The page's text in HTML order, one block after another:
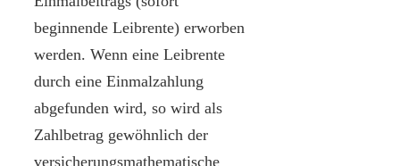
beginnende Leibrente) erworben
werden. Wenn eine Leibrente
durch eine Einmalzahlung
abgefunden wird, so wird als
Zahlbetrag gewöhnlich der
versicherungsmathematische